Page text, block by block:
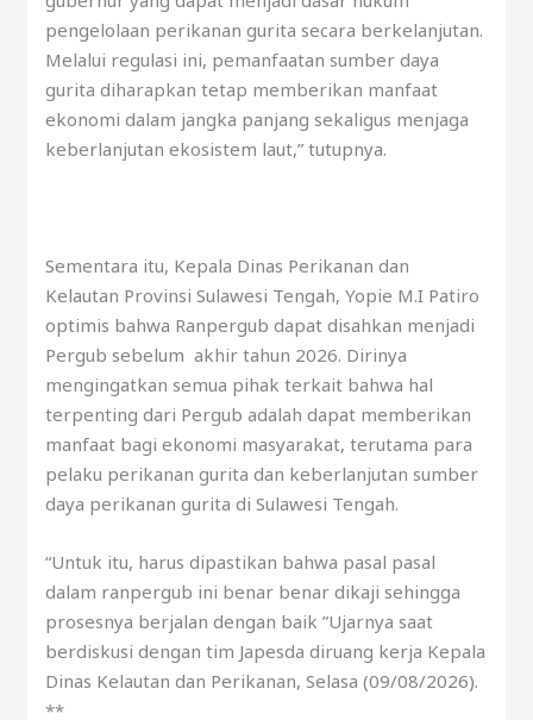
pengelolaan perikanan gurita secara berkelanjutan.
Melalui regulasi ini, pemanfaatan sumber daya
gurita diharapkan tetap memberikan manfaat
ekonomi dalam jangka panjang sekaligus menjaga
keberlanjutan ekosistem laut,” tutupnya.
Sementara itu, Kepala Dinas Perikanan dan
Kelautan Provinsi Sulawesi Tengah, Yopie M.I Patiro
optimis bahwa Ranpergub dapat disahkan menjadi
Pergub sebelum akhir tahun 2026. Dirinya
mengingatkan semua pihak terkait bahwa hal
terpenting dari Pergub adalah dapat memberikan
manfaat bagi ekonomi masyarakat, terutama para
pelaku perikanan gurita dan keberlanjutan sumber
daya perikanan gurita di Sulawesi Tengah.
“Untuk itu, harus dipastikan bahwa pasal pasal
dalam ranpergub ini benar benar dikaji sehingga
prosesnya berjalan dengan baik ”Ujarnya saat
berdiskusi dengan tim Japesda diruang kerja Kepala
Dinas Kelautan dan Perikanan, Selasa (09/08/2026).
**